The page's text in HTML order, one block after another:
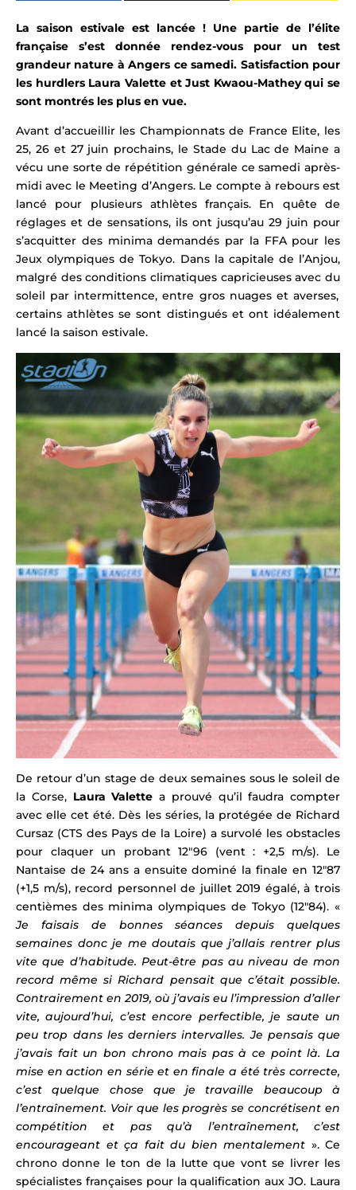
La saison estivale est lancée ! Une partie de l’élite
française s’est donnée rendez-vous pour un test
grandeur nature à Angers ce samedi. Satisfaction pour
les hurdlers Laura Valette et Just Kwaou-Mathey qui se
sont montrés les plus en vue.
Avant d’accueillir les Championnats de France Elite, les
25, 26 et 27 juin prochains, le Stade du Lac de Mainea
vécu une sorte de répétition générale ce samedi après-
midi avec le Meeting d’Angers. Le compte à rebours est
lancé pour plusieurs athlètes français. En quête de
réglages et de sensations, ils ont jusqu’au 29 juin pour
s’acquitter des minima demandés par la FFA pour les
Jeux olympiques de Tokyo. Dans la capitale de l’Anjou,
malgré des conditions climatiques capricieuses avec du
soleil par intermittence, entre gros nuages et averses,
certains athlètes se sont distingués et ontidéalement
lancé la saison estivale.
De retour d’un stage de deux semaines sous le soleil de
la Corse, Laura Valette a prouvé qu’il faudra compter
avec elle cet été. Dès les séries, la protégée de Richard
Cursaz (CTS des Pays de la Loire) a survolé les obstacles
pour claquer un probant 12″96 (vent : +2,5 m/s). Le
Nantaise de 24 ansa ensuite dominé la finale en 12″87
(+1,5 m/s), record personnel de juillet 2019 égalé, à trois
centièmes des minima olympiques de Tokyo (12″84). «
Je faisais de bonnes séances depuis quelques
semaines donc je me doutais que j’allais rentrer plus
vite que d’habitude. Peut-être pas au niveau de mon
record même si Richard pensait que c’était possible.
Contrairement en 2019, où j’avais eu l’impression d’aller
vite, aujourd’hui, c’est encore perfectible, je saute un
peu trop dans les derniers intervalles. Je pensais que
j’avais fait un bon chrono mais pas à ce point là. La
mise en action en série et en finale a été très correcte,
c’est quelque chose que je travaille beaucoup à
l’entraînement. Voir que les progrès se concrétisent en
compétition et pas qu’à l’entraînement, c’est
encourageant et ça fait du bien mentalement ». Ce
chrono donne le ton de la lutte que vont se livrer les
spécialistes françaises pour la qualification aux JO. Laura